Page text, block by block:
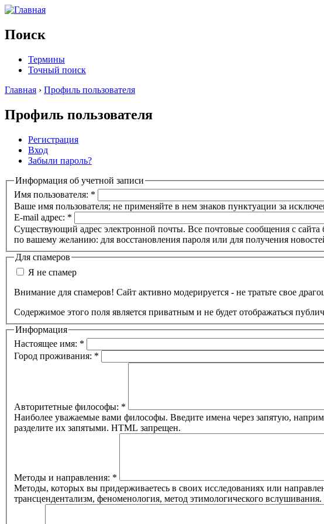
Поиск
Термины
Точный поиск
Главная › Профиль пользователя
Профиль пользователя
Регистрация
Вход
Забыли пароль?
Информация об учетной записи
Имя пользователя: *
Ваше имя пользователя; не применяйте в нем знаков пунктуации за
E-mail адрес: *
Существующий адрес электронной почты. Все почтовые сообщения с сайта
по вашему желанию: для восстановления пароля или для получения
Для спамеров
Я не спамер
Внимание для спамеров! Сайт активно модерируется - не тратьте свое
Содержимое этого поля является приватным и не будет отображаться
Информация
Настоящее имя: *
Город проживания: *
Авторитетные философы: *
Наиболее уважаемые вами философы. Введите имена через запятую,
разделите их запятыми. HTML запрещен.
Методы и направления: *
Методы, которых вы придерживаетесь в своих исследованиях или
трансцендентализм, феноменология, метод этимологического